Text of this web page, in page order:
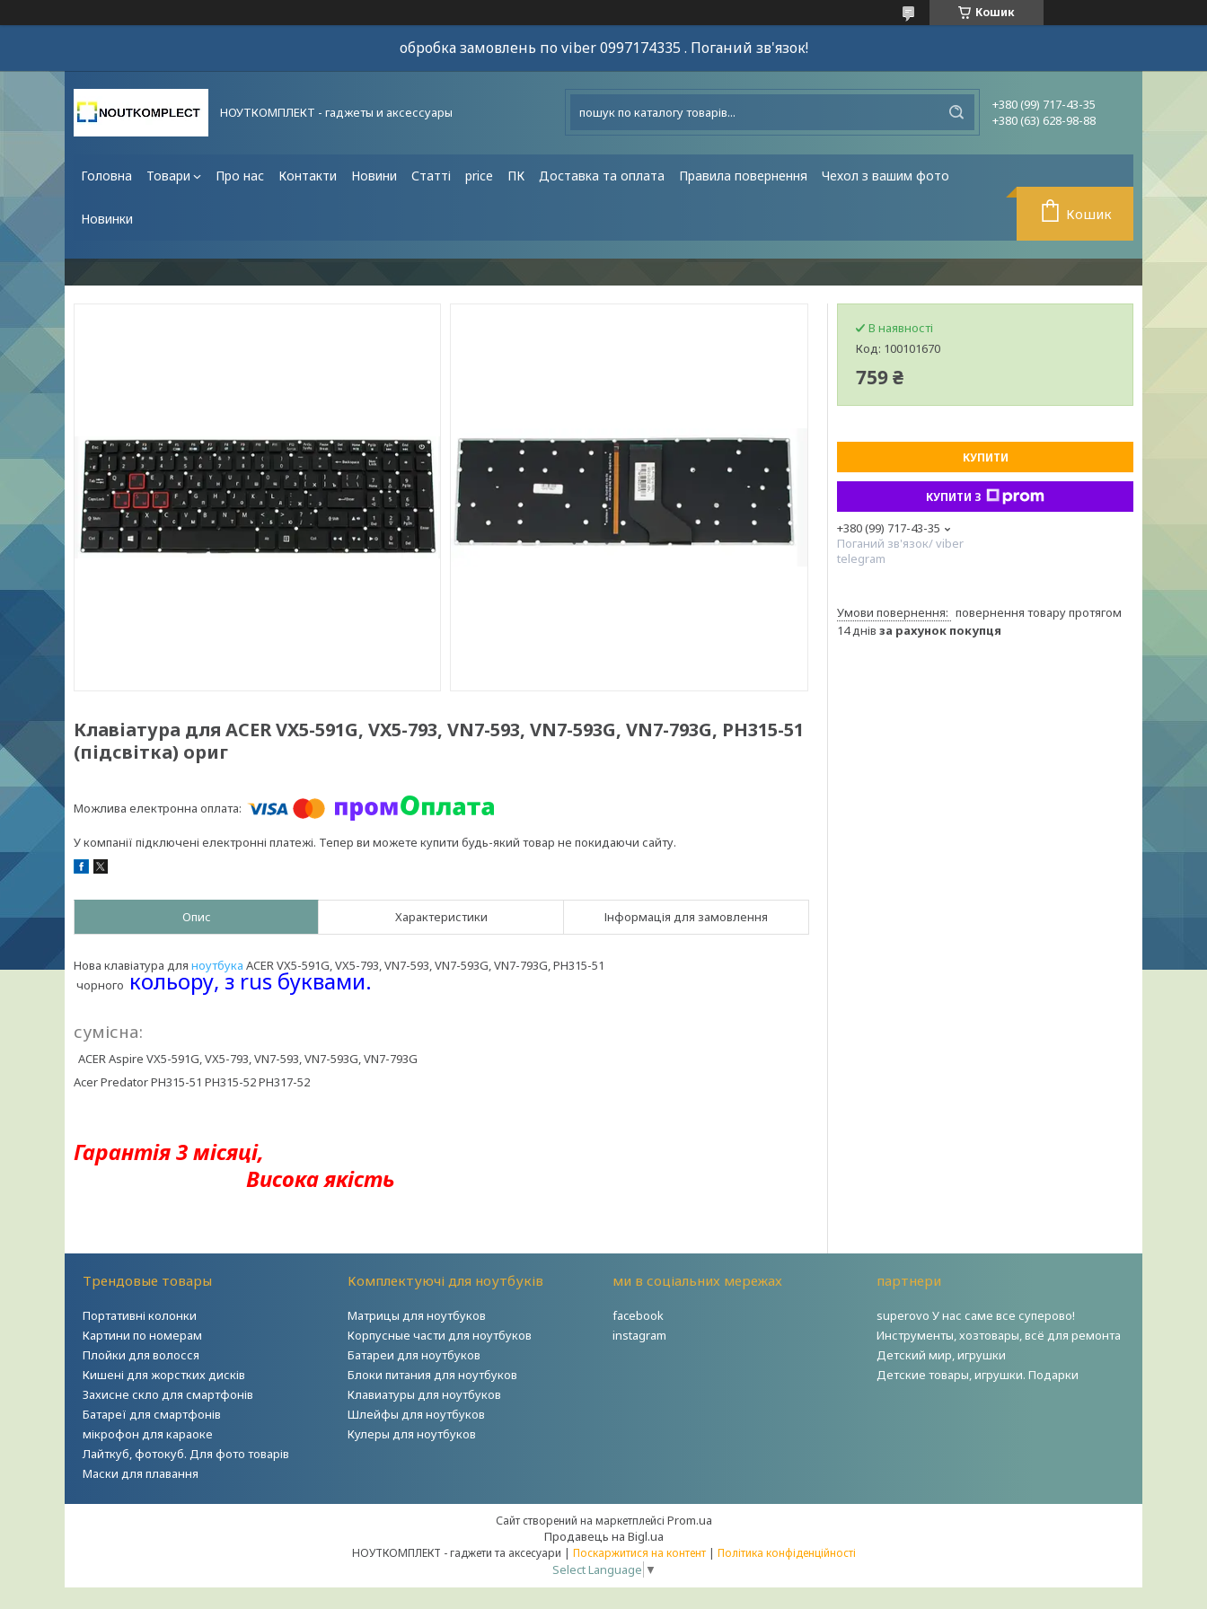
Кошик
обробка замовлень по viber 0997174335 . Поганий зв'язок!
НОУТКОМПЛЕКТ - гаджеты и аксессуары
+380 (99) 717-43-35
+380 (63) 628-98-88
Головна Товари Про нас Контакти Новини Статті price ПК Доставка та оплата Правила повернення Чехол з вашим фото
Новинки Кошик
Клавіатура для ACER VX5-591G, VX5-793, VN7-593, VN7-593G, VN7-793G, PH315-51
(підсвітка) ориг
У компанії підключені електронні платежі. Тепер ви можете купити будь-який товар не покидаючи сайту.
Опис Характеристики Інформація для замовлення
Нова клавіатура для ноутбука ACER VX5-591G, VX5-793, VN7-593, VN7-593G, VN7-793G, PH315-51
чорного кольору, з rus буквами.
сумісна:
ACER Aspire VX5-591G, VX5-793, VN7-593, VN7-593G, VN7-793G
Acer Predator PH315-51 PH315-52 PH317-52
Гарантія 3 місяці,
Висока якість
В наявності
Код: 100101670
759 ₴
КУПИТИ
КУПИТИ З
+380 (99) 717-43-35
Поганий зв'язок/ viber
telegram
повернення товару протягом
14 днів за рахунок покупця
Трендовые товары
Портативні колонки
Картини по номерам
Плойки для волосся
Кишені для жорстких дисків
Захисне скло для смартфонів
Батареї для смартфонів
мікрофон для караоке
Лайткуб, фотокуб. Для фото товарів
Маски для плавання
Комплектуючі для ноутбуків
Матрицы для ноутбуков
Корпусные части для ноутбуков
Батареи для ноутбуков
Блоки питания для ноутбуков
Клавиатуры для ноутбуков
Шлейфы для ноутбуков
Кулеры для ноутбуков
ми в соціальних мережах
facebook
instagram
партнери
superovo У нас саме все суперово!
Инструменты, хозтовары, всё для ремонта
Детский мир, игрушки
Детские товары, игрушки. Подарки
Сайт створений на маркетплейсі Prom.ua
Продавець на Bigl.ua
НОУТКОМПЛЕКТ - гаджети та аксесуари | Поскаржитися на контент | Політика конфіденційності
Select Language ▼